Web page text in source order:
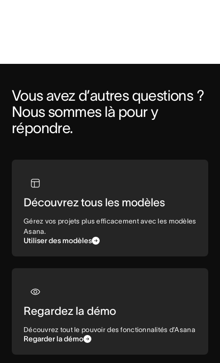
Vous avez d’autres questions ?
Nous sommes là pour y
répondre.
Découvrez tous les modèles
Gérez vos projets plus efficacement avec les modèles
Asana.
Utiliser des modèles
Regardez la démo
Découvrez tout le pouvoir des fonctionnalités d’Asana
Regarder la démo